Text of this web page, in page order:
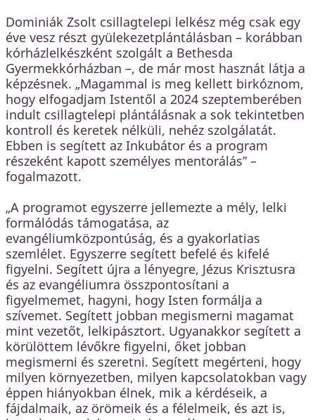
Dominiák Zsolt csillagtelepi lelkész még csak egy
éve vesz részt gyülekezetplántálásban – korábban
kórházlelkészként szolgált a Bethesda
Gyermekkórházban –, de már most hasznát látja a
képzésnek. „Magammal is meg kellett birkóznom,
hogy elfogadjam Istentől a 2024 szeptemberében
indult csillagtelepi plántálásnak a sok tekintetben
kontroll és keretek nélküli, nehéz szolgálatát.
Ebben is segített az Inkubátor és a program
részeként kapott személyes mentorálás” –
fogalmazott.
„A programot egyszerre jellemezte a mély, lelki
formálódás támogatása, az
evangéliumközpontúság, és a gyakorlatias
szemlélet. Egyszerre segített befelé és kifelé
figyelni. Segített újra a lényegre, Jézus Krisztusra
és az evangéliumra összpontosítani a
figyelmemet, hagyni, hogy Isten formálja a
szívemet. Segített jobban megismerni magamat
mint vezetőt, lelkipásztort. Ugyanakkor segített a
körülöttem lévőkre figyelni, őket jobban
megismerni és szeretni. Segített megérteni, hogy
milyen környezetben, milyen kapcsolatokban vagy
éppen hiányokban élnek, mik a kérdéseik, a
fájdalmaik, az örömeik és a félelmeik, és azt is,